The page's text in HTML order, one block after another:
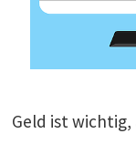
Geld ist